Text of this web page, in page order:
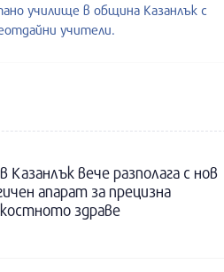
училище в община Казанлък с
учители.
Казанлък вече разполага с нов
апарат за прецизна
здраве